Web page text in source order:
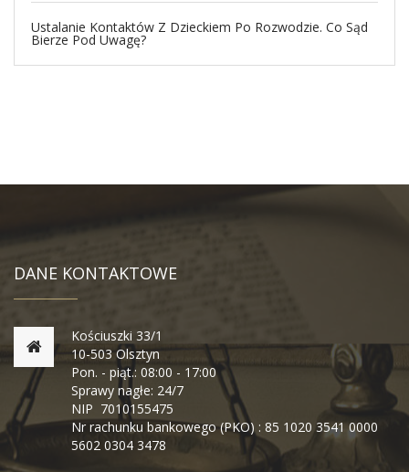
Ustalanie Kontaktów Z Dzieckiem Po Rozwodzie. Co Sąd
Bierze Pod Uwagę?
DANE KONTAKTOWE
Kościuszki 33/1
10-503 Olsztyn
Pon. - piąt.: 08:00 - 17:00
Sprawy nagłe: 24/7
NIP 7010155475
Nr rachunku bankowego (PKO) : 85 1020 3541 0000
5602 0304 3478